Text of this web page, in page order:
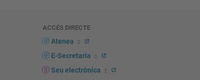
ACCÉS DIRECTE
Atenea
E-Secretaria
Seu electrònica